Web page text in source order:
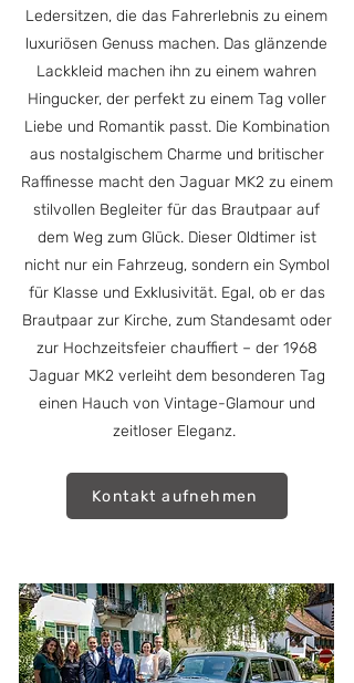
Ledersitzen, die das Fahrerlebnis zu einem
luxuriösen Genuss machen. Das glänzende
Lackkleid machen ihn zu einem wahren
Hingucker, der perfekt zu einem Tag voller
Liebe und Romantik passt. Die Kombination
aus nostalgischem Charme und britischer
Raffinesse macht den Jaguar MK2 zu einem
stilvollen Begleiter für das Brautpaar auf
dem Weg zum Glück. Dieser Oldtimer ist
nicht nur ein Fahrzeug, sondern ein Symbol
für Klasse und Exklusivität. Egal, ob er das
Brautpaar zur Kirche, zum Standesamt oder
zur Hochzeitsfeier chauffiert – der 1968
Jaguar MK2 verleiht dem besonderen Tag
einen Hauch von Vintage-Glamour und
zeitloser Eleganz.
Kontakt aufnehmen